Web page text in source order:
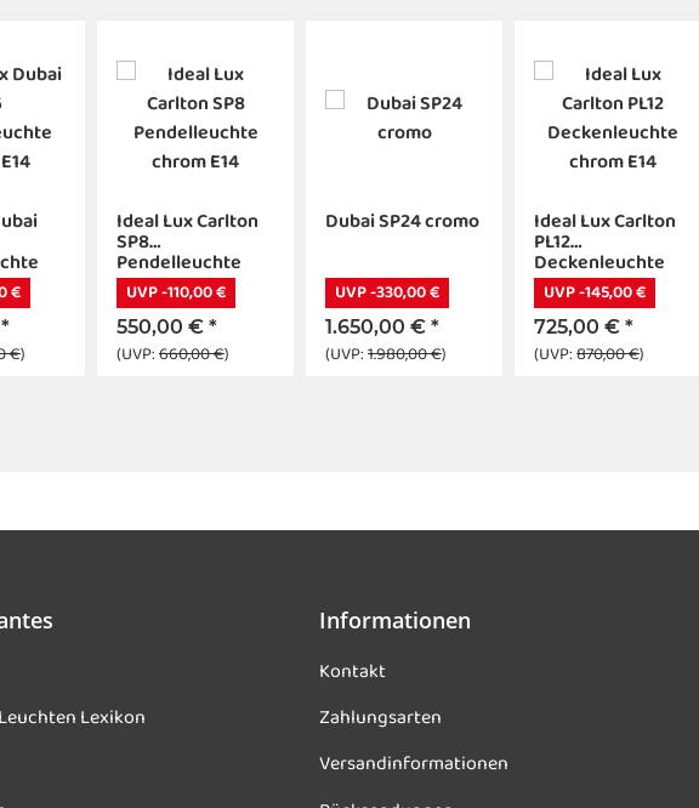
€
*
€)
Ideal Lux Carlton
SP8
Pendelleuchte
chrom E14
UVP -110,00 €
550,00 € *
(UVP:660,00 €)
Dubai SP24 cromo
UVP -330,00 €
1.650,00 € *
(UVP:1.980,00 €)
Ideal Lux Carlton
PL12
Deckenleuchte
chrom E14
UVP -145,00 €
725,00 € *
(UVP:870,00 €)
Lexikon
Informationen
Kontakt
Zahlungsarten
Versandinformationen